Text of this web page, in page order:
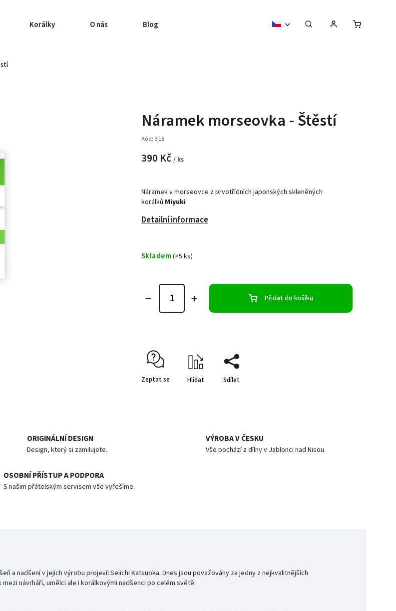
Korálky O nás Blog
Náramek morseovka - Štěstí
Kód: 315
390 Kč / ks
Náramek v morseovce z prvotřídních japonských skleněných
korálků Miyuki
Detailní informace
Skladem(>5 ks)
Přidat do košíku
Zeptat se Hlídat Sdílet
ORIGINÁLNÍ DESIGN
Design, který si zamilujete.
VÝROBA V ČESKU
Vše pochází z dílny v Jablonci nad Nisou.
OSOBNÍ PŘÍSTUP A PODPORA
S našim přátelským servisem vše vyřešíme.
a nadšení v jejich výrobu projevil SeiichiKatsuoka. Dnes jsou považovány za jedny z nejkvalitnějších
návrháři, umělci ale i korálkovými nadšenci po celém světě.